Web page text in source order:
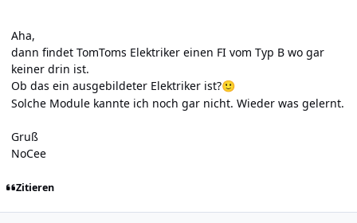
Aha,
dann findet TomToms Elektriker einen FI vom Typ B wo gar
keiner drin ist.
Ob das ein ausgebildeter Elektriker ist?🙂
Solche Module kannte ich noch gar nicht. Wieder was gelernt.
Gruß
NoCee
Zitieren